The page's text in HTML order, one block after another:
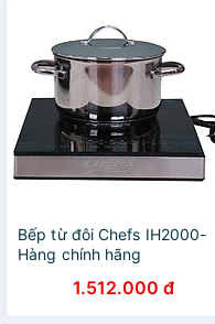
Bếp từ đôi Chefs IH2000-
Hàng chính hãng
1.512.000 đ